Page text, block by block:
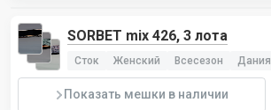
SORBET mix 426, 3 лота
Сток Женский Всесезон Дания
Показать мешки в наличии